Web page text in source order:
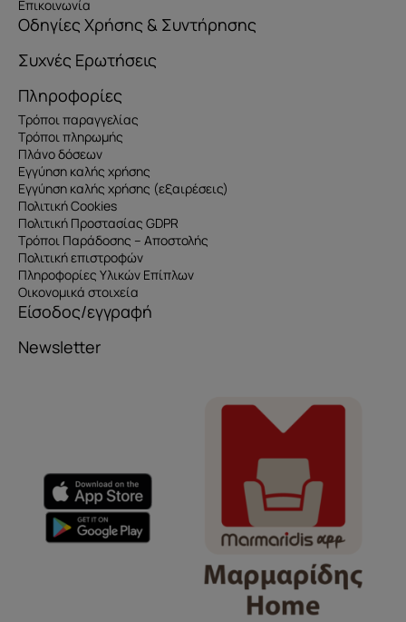
e-mail
Το μήνυμά σας
Επικοινωνία
Οδηγίες Χρήσης & Συντήρησης
Συχνές Ερωτήσεις
Πληροφορίες
Τρόποι παραγγελίας
Τρόποι πληρωμής
Πλάνο δόσεων
Εγγύηση καλής χρήσης
Εγγύηση καλής χρήσης (εξαιρέσεις)
Πολιτική Cookies
Πολιτική Προστασίας GDPR
Τρόποι Παράδοσης – Αποστολής
Πολιτική επιστροφών
Πληροφορίες Υλικών Επίπλων
Οικονομικά στοιχεία
Είσοδος/εγγραφή
Newsletter